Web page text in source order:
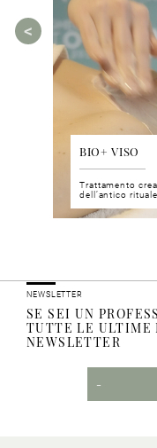
BIO+ VISO
Trattamento
dell’antico
NEWSLETTER
SE SEI UN
TUTTE LE
NEWSLETTER